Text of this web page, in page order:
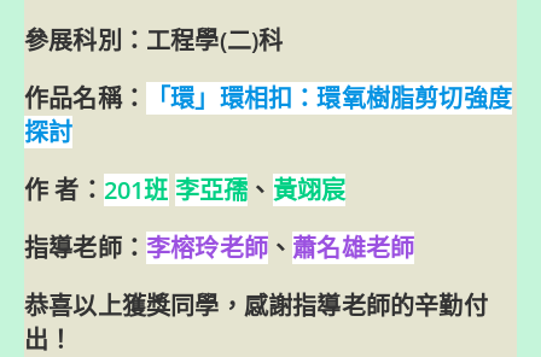
參展科別： 工程學(二)科
作品名稱：
「環」環相扣：環氧樹脂剪切強度
探討
作 者： 201班 李亞孺 、 黃翊宸
指導老師： 李榕玲老師 、 蕭名雄老師
恭喜以上獲獎同學，感謝指導老師的辛勤付
出！